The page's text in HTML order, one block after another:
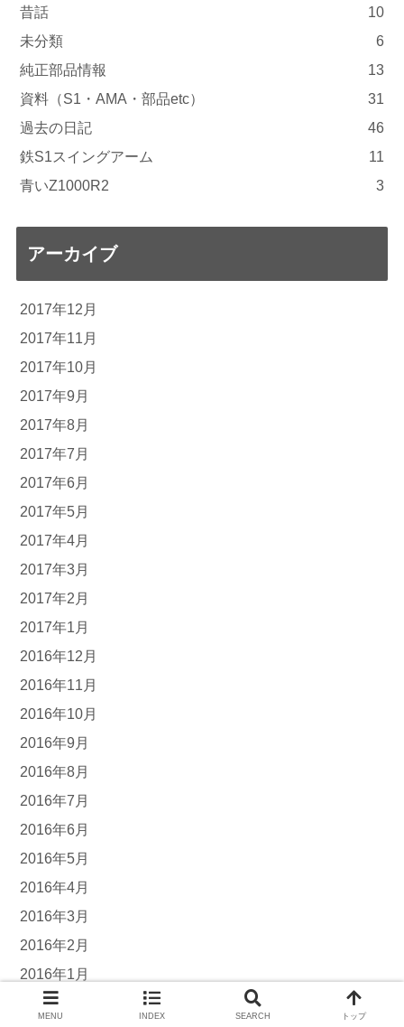
昔話
10
未分類
6
純正部品情報
13
資料（S1・AMA・部品etc）
31
過去の日記
46
鉄S1スイングアーム
11
青いZ1000R2
3
アーカイブ
2017年12月
2017年11月
2017年10月
2017年9月
2017年8月
2017年7月
2017年6月
2017年5月
2017年4月
2017年3月
2017年2月
2017年1月
2016年12月
2016年11月
2016年10月
2016年9月
2016年8月
2016年7月
2016年6月
2016年5月
2016年4月
2016年3月
2016年2月
2016年1月
2015年12月
MENU INDEX SEARCH トップ